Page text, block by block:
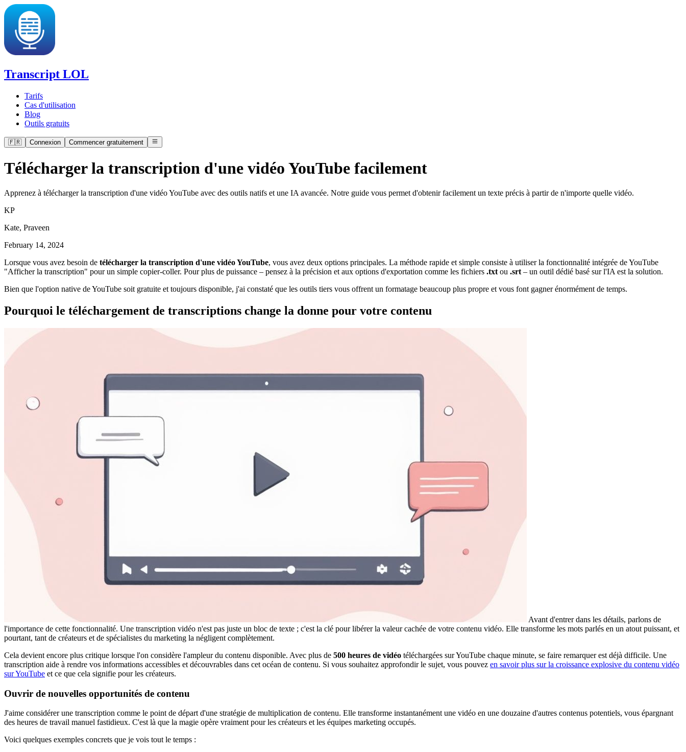
Transcript LOL
Tarifs
Cas d'utilisation
Blog
Outils gratuits
🇫🇷 Connexion Commencer gratuitement
Télécharger la transcription d'une vidéo YouTube facilement
Apprenez à télécharger la transcription d'une vidéo YouTube avec des outils natifs et une IA avancée. Notre guide vous permet d'obtenir facilement un texte précis à partir de n'importe quelle vidéo.
KP
Kate, Praveen
February 14, 2024
Lorsque vous avez besoin de télécharger la transcription d'une vidéo YouTube, vous avez deux options principales. La méthode rapide et simple consiste à utiliser la fonctionnalité intégrée de YouTube
"Afficher la transcription" pour un simple copier-coller. Pour plus de puissance – pensez à la précision et aux options d'exportation comme les fichiers .txt ou .srt – un outil dédié basé sur l'IA est la solution.
Bien que l'option native de YouTube soit gratuite et toujours disponible, j'ai constaté que les outils tiers vous offrent un formatage beaucoup plus propre et vous font gagner énormément de temps.
Pourquoi le téléchargement de transcriptions change la donne pour votre contenu
Avant d'entrer dans les détails, parlons de
l'importance de cette fonctionnalité. Une transcription vidéo n'est pas juste un bloc de texte ; c'est la clé pour libérer la valeur cachée de votre contenu vidéo. Elle transforme les mots parlés en un atout puissant, et
pourtant, tant de créateurs et de spécialistes du marketing la négligent complètement.
Cela devient encore plus critique lorsque l'on considère l'ampleur du contenu disponible. Avec plus de 500 heures de vidéo téléchargées sur YouTube chaque minute, se faire remarquer est déjà difficile. Une
transcription aide à rendre vos informations accessibles et découvrables dans cet océan de contenu. Si vous souhaitez approfondir le sujet, vous pouvez en savoir plus sur la croissance explosive du contenu vidéo
sur YouTube et ce que cela signifie pour les créateurs.
Ouvrir de nouvelles opportunités de contenu
J'aime considérer une transcription comme le point de départ d'une stratégie de multiplication de contenu. Elle transforme instantanément une vidéo en une douzaine d'autres contenus potentiels, vous épargnant
des heures de travail manuel fastidieux. C'est là que la magie opère vraiment pour les créateurs et les équipes marketing occupés.
Voici quelques exemples concrets que je vois tout le temps :